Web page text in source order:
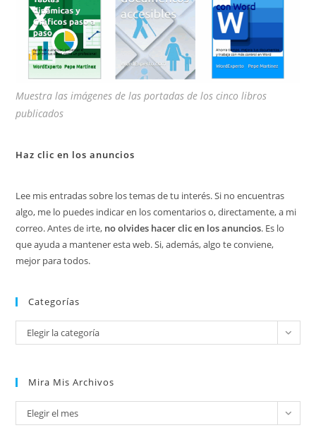
Muestra las imágenes de las portadas de los cinco libros
publicados
Haz clic en los anuncios
Lee mis entradas sobre los temas de tu interés. Si no encuentras
algo, me lo puedes indicar en los comentarios o, directamente, a mi
correo. Antes de irte, no olvides hacer clic en los anuncios. Es lo
que ayuda a mantener esta web. Si, además, algo te conviene,
mejor para todos.
Categorías
Categorías
Elegir la categoría
Mira Mis Archivos
Mira
mis
Elegir el mes